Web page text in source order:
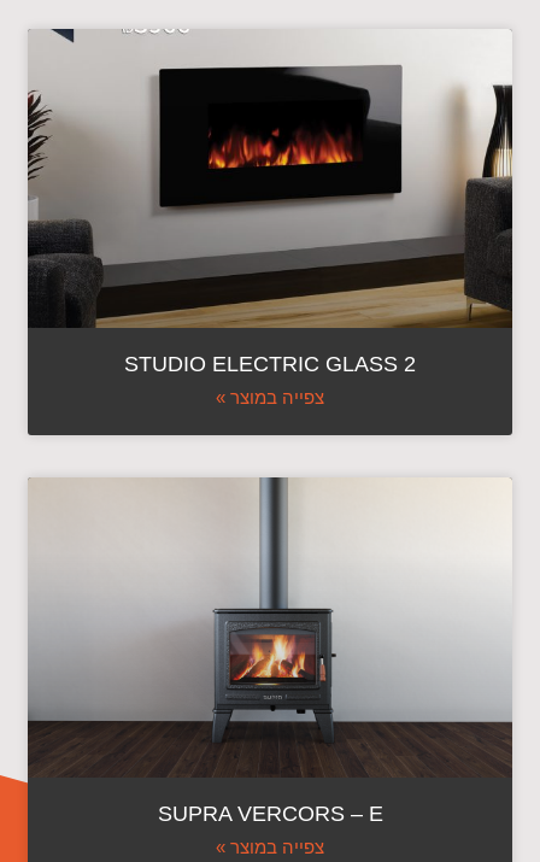
STUDIO ELECTRIC GLASS 2
צפייה במוצר »
SUPRA VERCORS – E
צפייה במוצר »